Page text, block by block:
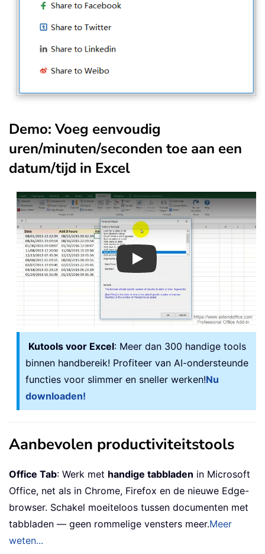
Demo: Voeg eenvoudig
uren/minuten/seconden toe aan een
datum/tijd in Excel
Play
Kutools voor Excel: Meer dan 300 handige tools
binnen handbereik! Profiteer van AI-ondersteunde
functies voor slimmer en sneller werken!Nu
downloaden!
Aanbevolen productiviteitstools
Office Tab: Werk met handige tabbladen in Microsoft
Office, net als in Chrome, Firefox en de nieuwe Edge-
browser. Schakel moeiteloos tussen documenten met
tabbladen — geen rommelige vensters meer.Meer
weten...